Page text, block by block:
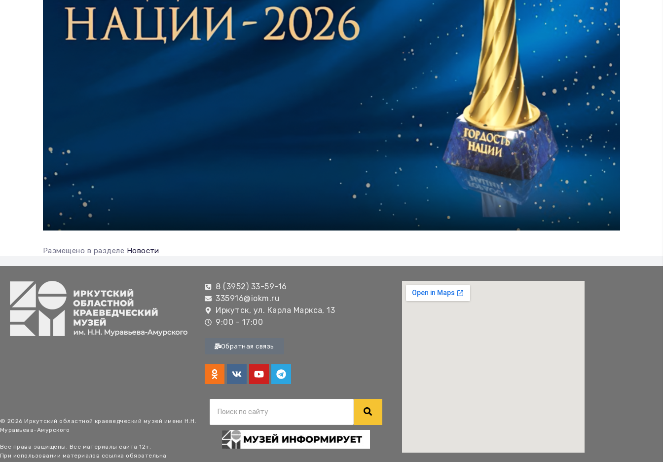
Размещено в разделе Новости
© 2026 Иркутский областной краеведческий музей имени Н.Н.
Муравьева-Амурского
Все права защищены. Все материалы сайта 12+.
При использовании материалов ссылка обязательна
8 (3952) 33-59-16
335916@iokm.ru
Иркутск, ул. Карла Маркса, 13
9:00 - 17:00
Обратная связь